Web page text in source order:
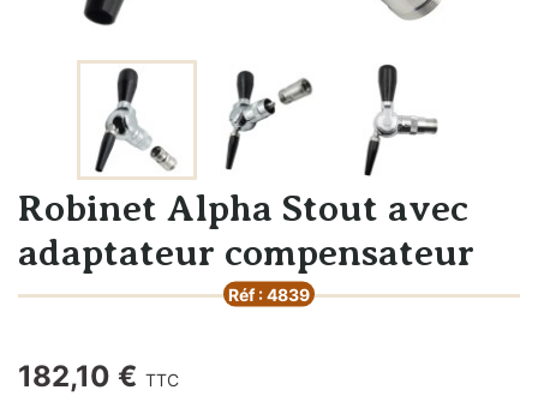
Robinet Alpha Stout avec
adaptateur compensateur
Réf : 4839
182,10 € TTC